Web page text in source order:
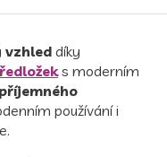
vzhled díky
s moderním
příjemného
používání i